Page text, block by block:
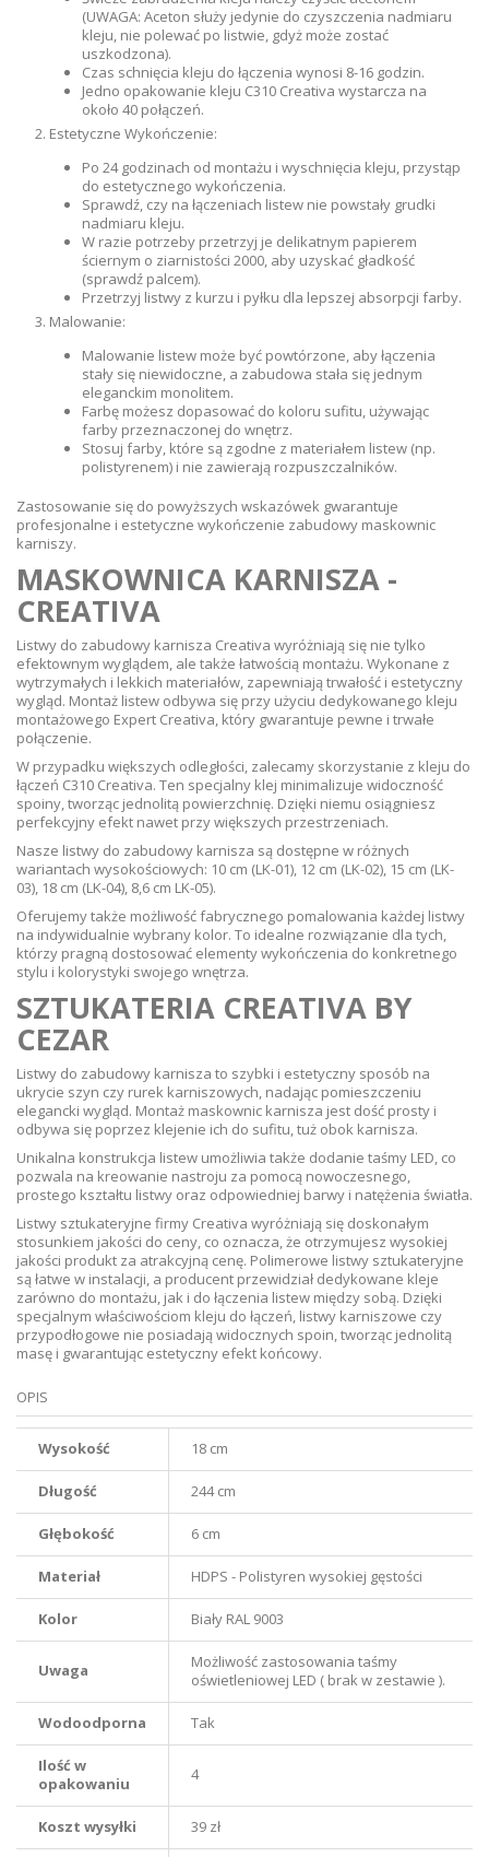
(UWAGA: Aceton służy jedynie do czyszczenia nadmiaru
kleju, nie polewać po listwie, gdyż może zostać
uszkodzona).
Czas schnięcia kleju do łączenia wynosi 8-16 godzin.
Jedno opakowanie kleju C310 Creativa wystarcza na
około 40 połączeń.
Estetyczne Wykończenie:
Po 24 godzinach od montażu i wyschnięcia kleju, przystąp
do estetycznego wykończenia.
Sprawdź, czy na łączeniach listew nie powstały grudki
nadmiaru kleju.
W razie potrzeby przetrzyj je delikatnym papierem
ściernym o ziarnistości 2000, aby uzyskać gładkość
(sprawdź palcem).
Przetrzyj listwy z kurzu i pyłku dla lepszej absorpcji farby.
Malowanie:
Malowanie listew może być powtórzone, aby łączenia
stały się niewidoczne, a zabudowa stała się jednym
eleganckim monolitem.
Farbę możesz dopasować do koloru sufitu, używając
farby przeznaczonej do wnętrz.
Stosuj farby, które są zgodne z materiałem listew (np.
polistyrenem) i nie zawierają rozpuszczalników.
Zastosowanie się do powyższych wskazówek gwarantuje
profesjonalne i estetyczne wykończenie zabudowy maskownic
karniszy.
MASKOWNICA KARNISZA -
CREATIVA
Listwy do zabudowy karnisza Creativa wyróżniają się nie tylko
efektownym wyglądem, ale także łatwością montażu. Wykonane z
wytrzymałych i lekkich materiałów, zapewniają trwałość i estetyczny
wygląd. Montaż listew odbywa się przy użyciu dedykowanego kleju
montażowego Expert Creativa, który gwarantuje pewne i trwałe
połączenie.
W przypadku większych odległości, zalecamy skorzystanie z kleju do
łączeń C310 Creativa. Ten specjalny klej minimalizuje widoczność
spoiny, tworząc jednolitą powierzchnię. Dzięki niemu osiągniesz
perfekcyjny efekt nawet przy większych przestrzeniach.
Nasze listwy do zabudowy karnisza są dostępne w różnych
wariantach wysokościowych: 10 cm (LK-01), 12 cm (LK-02), 15 cm (LK-
03), 18 cm (LK-04), 8,6 cm LK-05).
Oferujemy także możliwość fabrycznego pomalowania każdej listwy
na indywidualnie wybrany kolor. To idealne rozwiązanie dla tych,
którzy pragną dostosować elementy wykończenia do konkretnego
stylu i kolorystyki swojego wnętrza.
SZTUKATERIA CREATIVA BY
CEZAR
Listwy do zabudowy karnisza to szybki i estetyczny sposób na
ukrycie szyn czy rurek karniszowych, nadając pomieszczeniu
elegancki wygląd. Montaż maskownic karnisza jest dość prosty i
odbywa się poprzez klejenie ich do sufitu, tuż obok karnisza.
Unikalna konstrukcja listew umożliwia także dodanie taśmy LED, co
pozwala na kreowanie nastroju za pomocą nowoczesnego,
prostego kształtu listwy oraz odpowiedniej barwy i natężenia światła.
Listwy sztukateryjne firmy Creativa wyróżniają się doskonałym
stosunkiem jakości do ceny, co oznacza, że otrzymujesz wysokiej
jakości produkt za atrakcyjną cenę. Polimerowe listwy sztukateryjne
są łatwe w instalacji, a producent przewidział dedykowane kleje
zarówno do montażu, jak i do łączenia listew między sobą. Dzięki
specjalnym właściwościom kleju do łączeń, listwy karniszowe czy
przypodłogowe nie posiadają widocznych spoin, tworząc jednolitą
masę i gwarantując estetyczny efekt końcowy.
OPIS
Wysokość 18 cm
Długość 244 cm
Głębokość 6 cm
Materiał HDPS - Polistyren wysokiej gęstości
Kolor Biały RAL 9003
Uwaga
Możliwość zastosowania taśmy
oświetleniowej LED ( brak w zestawie ).
Wodoodporna Tak
Ilość w
opakowaniu
4
Koszt wysyłki 39 zł